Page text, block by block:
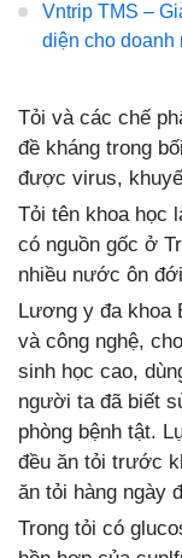
Vntrip TMS –
diện cho doanh
Tỏi và các chế
đề kháng trong
được virus,
Tỏi tên khoa học
có nguồn gốc ở
nhiều nước ôn
Lương y đa khoa
và công nghệ,
sinh học cao,
người ta đã biết
phòng bệnh tật.
đều ăn tỏi trước
ăn tỏi hàng ngày
Trong tỏi có